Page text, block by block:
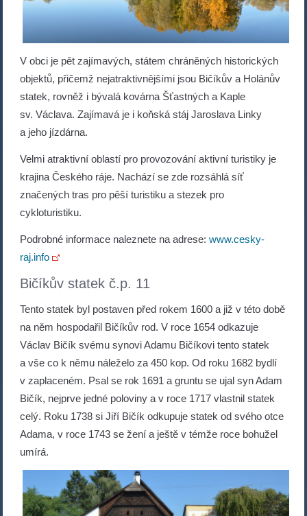
V obci je pět zajímavých, státem chráněných historických
objektů, přičemž nejatraktivnějšími jsou Bičíkův a Holánův
statek, rovněž i bývalá kovárna Šťastných a Kaple
sv. Václava. Zajímavá je i koňská stáj Jaroslava Linky
a jeho jízdárna.
Velmi atraktivní oblastí pro provozování aktivní turistiky je
krajina Českého ráje. Nachází se zde rozsáhlá síť
značených tras pro pěší turistiku a stezek pro
cykloturistiku.
Podrobné informace naleznete na adrese:www.cesky-
raj.info
Bičíkův statek č.p. 11
Tento statek byl postaven před rokem 1600 a již v této době
na něm hospodařil Bičíkův rod. V roce 1654 odkazuje
Václav Bičík svému synovi Adamu Bičíkovi tento statek
a vše co k němu náleželo za 450 kop. Od roku 1682 bydlí
v zaplaceném. Psal se rok 1691 a gruntu se ujal syn Adam
Bičík, nejprve jedné poloviny a v roce 1717 vlastnil statek
celý. Roku 1738 si Jiří Bičík odkupuje statek od svého otce
Adama, v roce 1743 se žení a ještě v témže roce bohužel
umírá.